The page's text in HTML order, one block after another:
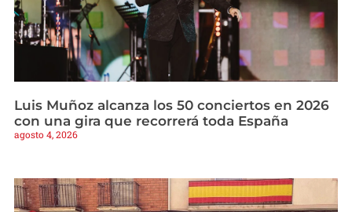
Luis Muñoz alcanza los 50 conciertos en 2026
con una gira que recorrerá toda España
agosto 4, 2026